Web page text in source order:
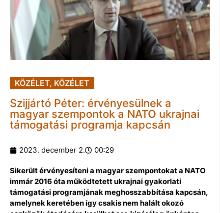
KÖZÉLET, KÖZÉLET
Szijjártó Péter: érvényesülnek a
magyar szempontok a NATO ukrajnai
támogatási programja kapcsán
2023. december 2. 00:29
Sikerült érvényesíteni a magyar szempontokat a NATO
immár 2016 óta működtetett ukrajnai gyakorlati
támogatási programjának meghosszabbítása kapcsán,
amelynek keretében így csakis nem halált okozó